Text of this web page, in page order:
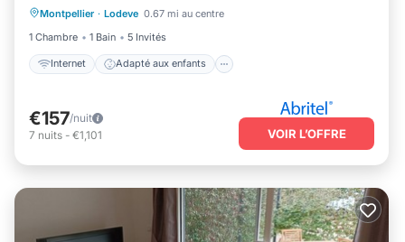
Montpellier · Lodeve 0.67 mi au centre
1 Chambre
1 Bain 5 Invités
Internet Adapté aux enfants
Blanchisserie
Linge de lit
€157/nuit
7 nuits - €1,101 VOIR L’OFFRE